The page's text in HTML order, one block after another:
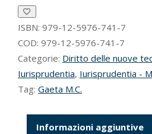
cars
quantità
ISBN: 979-12-5976-741-7
COD: 979-12-5976-741-7
Categorie: Diritto delle nuove
Iurisprudentia, Iurisprudentia -
Tag: Gaeta M.C.
Informazioni aggiuntive